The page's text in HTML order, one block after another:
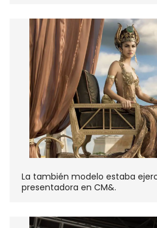
La también modelo estaba
presentadora en CM&.